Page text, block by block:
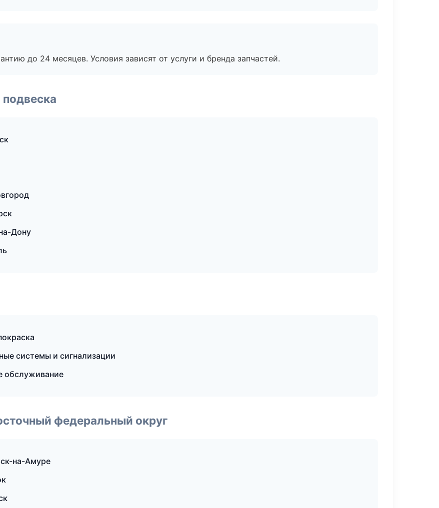
до 24 месяцев. Условия зависят от услуги и бренда запчастей.
Дону
системы и сигнализации
обслуживание
федеральный округ
на-Амуре